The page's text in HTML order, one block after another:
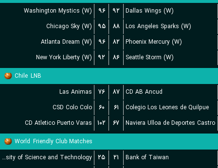
Washington Mystics (W)
۹۶ ۹۲
Dallas Wings (W)
Chicago Sky (W)
۹۵ ۸۸
Los Angeles Sparks (W)
Atlanta Dream (W)
۹۶ ۸۲
Phoenix Mercury (W)
New York Liberty (W)
۹۲ ۸۶
Seattle Storm (W)
Chile LNB
Las Animas
۷۶ ۸۷
CD AB Ancud
CSD Colo Colo
۶۰ ۶۱
Colegio Los Leones de Quilpue
CD Atletico Puerto Varas
۱۰۲ ۶۷
Naviera Ulloa de Deportes Castro
World Friendly Club Matches
Chien Hsin University of Science and Technology
۲۵ ۲۱
Bank of Taiwan